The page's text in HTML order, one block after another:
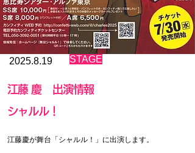
2025.8.19 ​STAGE
​江藤 慶 出演情報
​シャルル！
江藤慶が舞台「シャルル！」に出演します。